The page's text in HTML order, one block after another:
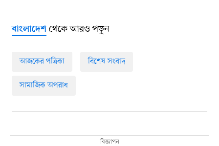
বাংলাদেশথেকে আরও পড়ুন
আজকের পত্রিকা বিশেষ সংবাদ
সামাজিক অপরাধ